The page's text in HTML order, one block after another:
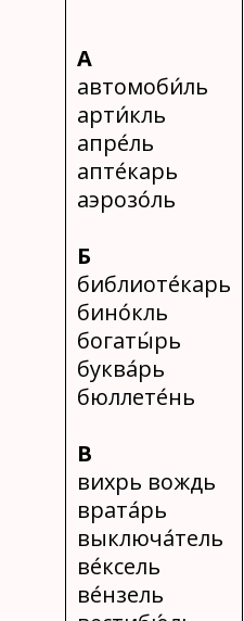
А
автомоби́ль
арти́кль
апре́ль
апте́карь
аэрозо́ль
Б
библиоте́карь
бино́кль
богаты́рь
буква́рь
бюллете́нь
В
вихрь вождь
врата́рь
выключа́тель
ве́ксель
ве́нзель